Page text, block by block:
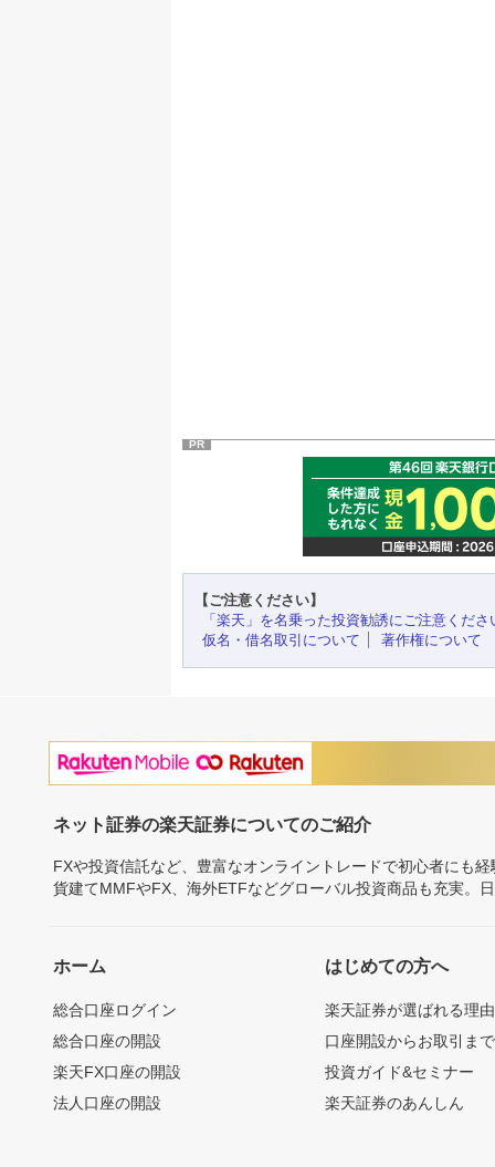
PR
【ご注意ください】
「楽天」を名乗った投資勧誘にご注意くださ
仮名・借名取引について
著作権について
ネット証券の楽天証券についてのご紹介
FXや投資信託など、豊富なオンライントレードで初心者にも
貨建てMMFやFX、海外ETFなどグローバル投資商品も充実。
ホーム
総合口座ログイン
総合口座の開設
楽天FX口座の開設
法人口座の開設
はじめての方へ
楽天証券が選ばれる理由
口座開設からお取引ま
投資ガイド&セミナー
楽天証券のあんしん